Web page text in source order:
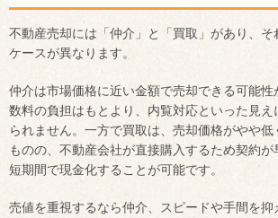
不動産売却には「仲介」と「買取」があり、そ
ケースが異なります。
仲介は市場価格に近い金額で売却できる可能
数料の負担はもとより、内覧対応といった見え
られません。一方で買取は、売却価格がやや低
ものの、不動産会社が直接購入するため契約
短期間で現金化することが可能です。
売値を重視するなら仲介、スピードや手間を抑